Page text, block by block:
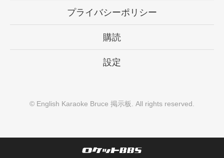
プライバシーポリシー
購読
設定
© English Karaoke Bruce 掲示板 . All rights reserved.